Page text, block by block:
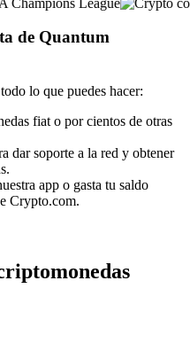
de Quantum
lo que puedes hacer:
fiat o por cientos de otras
dar soporte a la red y obtener
app o gasta tu saldo
Crypto.com.